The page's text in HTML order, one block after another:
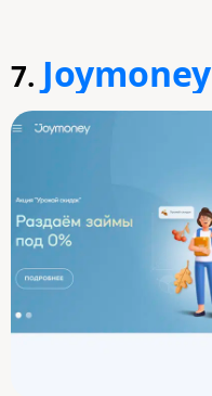
7. Joymoney